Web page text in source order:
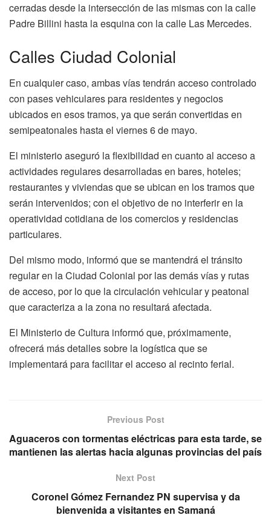
cerradas desde la intersección de las mismas con la calle
Padre Billini hasta la esquina con la calle Las Mercedes.
Calles Ciudad Colonial
En cualquier caso, ambas vías tendrán acceso controlado
con pases vehiculares para residentes y negocios
ubicados en esos tramos, ya que serán convertidas en
semipeatonales hasta el viernes 6 de mayo.
El ministerio aseguró la flexibilidad en cuanto al acceso a
actividades regulares desarrolladas en bares, hoteles;
restaurantes y viviendas que se ubican en los tramos que
serán intervenidos; con el objetivo de no interferir en la
operatividad cotidiana de los comercios y residencias
particulares.
Del mismo modo, informó que se mantendrá el tránsito
regular en la Ciudad Colonial por las demás vías y rutas
de acceso, por lo que la circulación vehicular y peatonal
que caracteriza a la zona no resultará afectada.
El Ministerio de Cultura informó que, próximamente,
ofrecerá más detalles sobre la logística que se
implementará para facilitar el acceso al recinto ferial.
Previous Post
Aguaceros con tormentas eléctricas para esta tarde, se
mantienen las alertas hacia algunas provincias del país
Next Post
Coronel Gómez Fernandez PN supervisa y da
bienvenida a visitantes en Samaná